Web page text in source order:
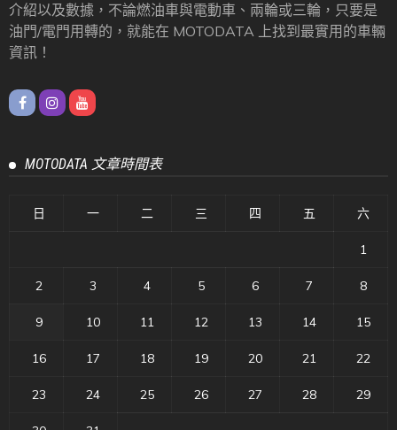
介紹以及數據，不論燃油車與電動車、兩輪或三輪，只要是
油門/電門用轉的，就能在 MOTODATA 上找到最實用的車輛
資訊！
MOTODATA 文章時間表
日 一 二 三 四 五 六
1
2 3 4 5 6 7 8
9 10 11 12 13 14 15
16 17 18 19 20 21 22
23 24 25 26 27 28 29